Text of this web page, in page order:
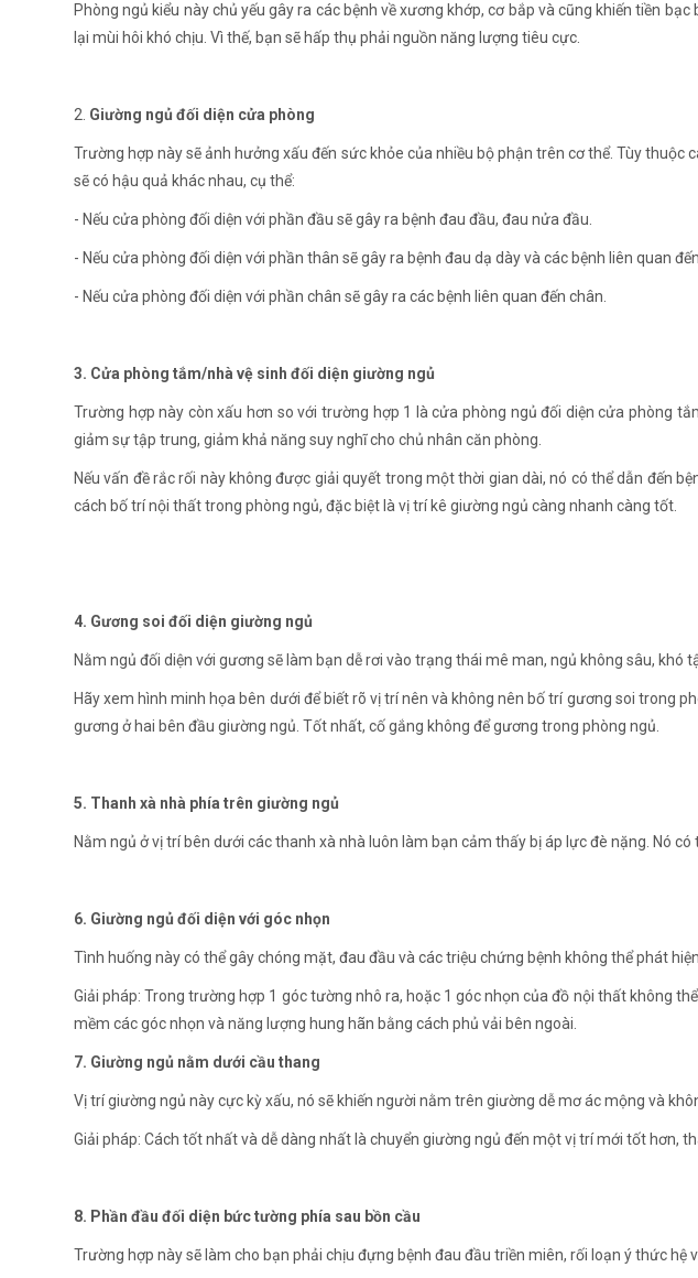
Phòng ngủ kiểu này chủ yếu gây ra các bệnh về xương khớp, cơ bắp và cũng khiến tiền
lại mùi hôi khó chịu. Vì thế, bạn sẽ hấp thụ phải nguồn năng lượng tiêu cực.
2. Giường ngủ đối diện cửa phòng
Trường hợp này sẽ ảnh hưởng xấu đến sức khỏe của nhiều bộ phận trên cơ thể. Tùy
sẽ có hậu quả khác nhau, cụ thể:
- Nếu cửa phòng đối diện với phần đầu sẽ gây ra bệnh đau đầu, đau nửa đầu.
- Nếu cửa phòng đối diện với phần thân sẽ gây ra bệnh đau dạ dày và các bệnh liên quan
- Nếu cửa phòng đối diện với phần chân sẽ gây ra các bệnh liên quan đến chân.
3. Cửa phòng tắm/nhà vệ sinh đối diện giường ngủ
Trường hợp này còn xấu hơn so với trường hợp 1 là cửa phòng ngủ đối diện cửa phòng
giảm sự tập trung, giảm khả năng suy nghĩ cho chủ nhân căn phòng.
Nếu vấn đề rắc rối này không được giải quyết trong một thời gian dài, nó có thể dẫn đến
cách bố trí nội thất trong phòng ngủ, đặc biệt là vị trí kê giường ngủ càng nhanh càng tốt.
4. Gương soi đối diện giường ngủ
Nằm ngủ đối diện với gương sẽ làm bạn dễ rơi vào trạng thái mê man, ngủ không sâu, khó
Hãy xem hình minh họa bên dưới để biết rõ vị trí nên và không nên bố trí gương soi trong
gương ở hai bên đầu giường ngủ. Tốt nhất, cố gắng không để gương trong phòng ngủ.
5. Thanh xà nhà phía trên giường ngủ
Nằm ngủ ở vị trí bên dưới các thanh xà nhà luôn làm bạn cảm thấy bị áp lực đè nặng. Nó
6. Giường ngủ đối diện với góc nhọn
Tình huống này có thể gây chóng mặt, đau đầu và các triệu chứng bệnh không thể phát hiện.
Giải pháp: Trong trường hợp 1 góc tường nhô ra, hoặc 1 góc nhọn của đồ nội thất không
mềm các góc nhọn và năng lượng hung hãn bằng cách phủ vải bên ngoài.
7. Giường ngủ nằm dưới cầu thang
Vị trí giường ngủ này cực kỳ xấu, nó sẽ khiến người nằm trên giường dễ mơ ác mộng và
Giải pháp: Cách tốt nhất và dễ dàng nhất là chuyển giường ngủ đến một vị trí mới tốt hơn,
8. Phần đầu đối diện bức tường phía sau bồn cầu
Trường hợp này sẽ làm cho bạn phải chịu đựng bệnh đau đầu triền miên, rối loạn ý thức hệ